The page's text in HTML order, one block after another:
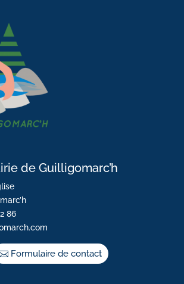
de Guilligomarc’h
86
Formulaire de contact